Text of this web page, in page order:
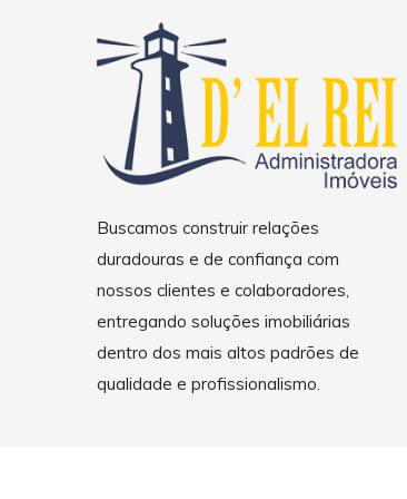
Buscamos construir relações
duradouras e de confiança com
nossos clientes e colaboradores,
entregando soluções imobiliárias
dentro dos mais altos padrões de
qualidade e profissionalismo.